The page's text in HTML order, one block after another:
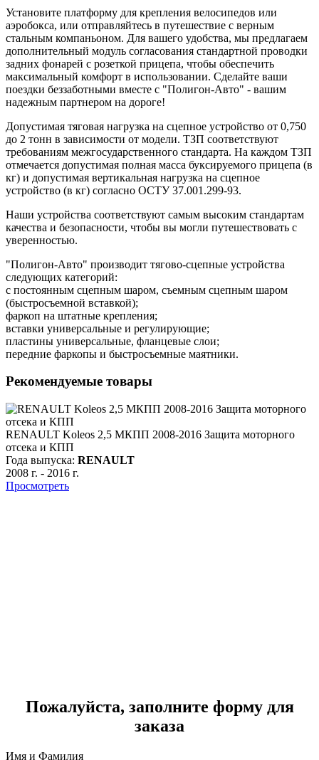
Установите платформу для крепления велосипедов или
аэробокса, или отправляйтесь в путешествие с верным
стальным компаньоном. Для вашего удобства, мы предлагаем
дополнительный модуль согласования стандартной проводки
задних фонарей с розеткой прицепа, чтобы обеспечить
максимальный комфорт в использовании. Сделайте ваши
поездки беззаботными вместе с "Полигон-Авто" - вашим
надежным партнером на дороге!
Допустимая тяговая нагрузка на сцепное устройство от 0,750
до 2 тонн в зависимости от модели. ТЗП соответствуют
требованиям межгосударственного стандарта. На каждом ТЗП
отмечается допустимая полная масса буксируемого прицепа (в
кг) и допустимая вертикальная нагрузка на сцепное
устройство (в кг) согласно ОСТУ 37.001.299-93.
Наши устройства соответствуют самым высоким стандартам
качества и безопасности, чтобы вы могли путешествовать с
уверенностью.
"Полигон-Авто" производит тягово-сцепные устройства
следующих категорий:
с постоянным сцепным шаром, съемным сцепным шаром
(быстросъемной вставкой);
фаркоп на штатные крепления;
вставки универсальные и регулирующие;
пластины универсальные, фланцевые слои;
передние фаркопы и быстросъемные маятники.
Рекомендуемые товары
RENAULT Koleos 2,5 МКПП 2008-2016 Защита моторного
отсека и КПП
Года выпуска: RENAULT
2008 г. - 2016 г.
Просмотреть
Пожалуйста, заполните форму для
заказа
Имя и Фамилия